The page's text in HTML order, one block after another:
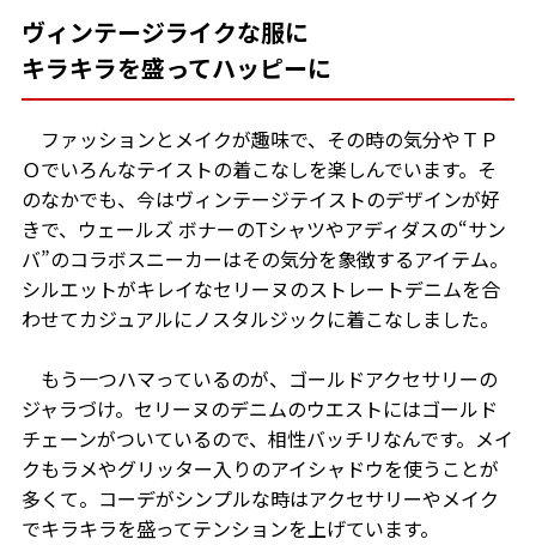
ヴィンテージライクな服に
キラキラを盛ってハッピーに
ファッションとメイクが趣味で、その時の気分やＴＰ
Ｏでいろんなテイストの着こなしを楽しんでいます。そ
のなかでも、今はヴィンテージテイストのデザインが好
きで、ウェールズ ボナーのTシャツやアディダスの“サン
バ”のコラボスニーカーはその気分を象徴するアイテム。
シルエットがキレイなセリーヌのストレートデニムを合
わせてカジュアルにノスタルジックに着こなしました。
もう一つハマっているのが、ゴールドアクセサリーの
ジャラづけ。セリーヌのデニムのウエストにはゴールド
チェーンがついているので、相性バッチリなんです。メイ
クもラメやグリッター入りのアイシャドウを使うことが
多くて。コーデがシンプルな時はアクセサリーやメイク
でキラキラを盛ってテンションを上げています。